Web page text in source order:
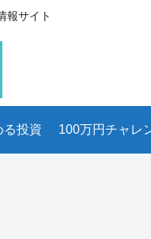
報サイト
る投資 100万円チャレ